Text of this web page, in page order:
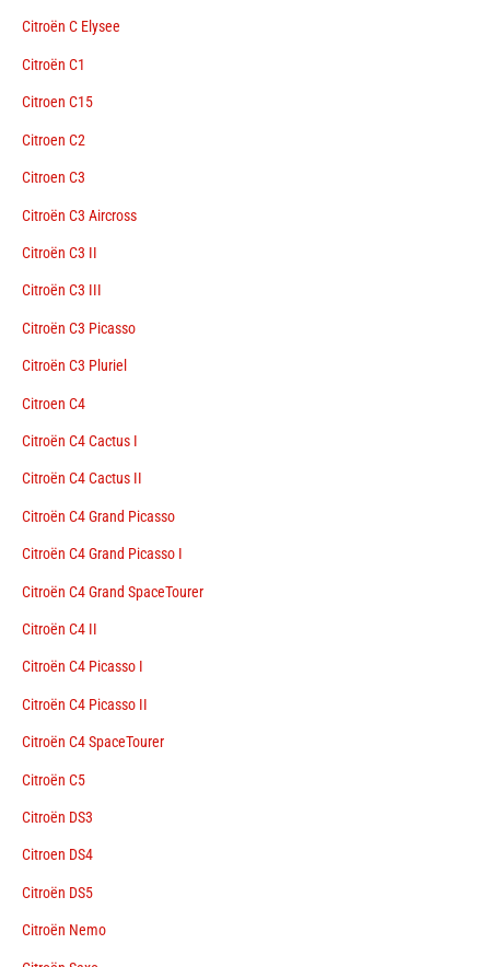
Citroën C Elysee
Citroën C1
Citroen C15
Citroen C2
Citroen C3
Citroën C3 Aircross
Citroën C3 II
Citroën C3 III
Citroën C3 Picasso
Citroën C3 Pluriel
Citroen C4
Citroën C4 Cactus I
Citroën C4 Cactus II
Citroën C4 Grand Picasso
Citroën C4 Grand Picasso I
Citroën C4 Grand SpaceTourer
Citroën C4 II
Citroën C4 Picasso I
Citroën C4 Picasso II
Citroën C4 SpaceTourer
Citroën C5
Citroën DS3
Citroen DS4
Citroën DS5
Citroën Nemo